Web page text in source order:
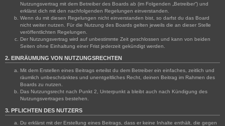
Nutzungsvertrag mit dem Betreiber des Boards ab (im Folgenden „Betreiber“) und
erklärst dich mit den nachfolgenden Regelungen einverstanden.
Wenn du mit diesen Regelungen nicht einverstanden bist, so darfst du das Board
nicht weiter nutzen. Für die Nutzung des Boards gelten jeweils die an dieser Stelle
veröffentlichten Regelungen.
Der Nutzungsvertrag wird auf unbestimmte Zeit geschlossen und kann von beiden
Seiten ohne Einhaltung einer Frist jederzeit gekündigt werden.
2. EINRÄUMUNG VON NUTZUNGSRECHTEN
Mit dem Erstellen eines Beitrags erteilst du dem Betreiber ein einfaches, zeitlich und
räumlich unbeschränktes und unentgeltliches Recht, deinen Beitrag im Rahmen des
Boards zu nutzen.
Das Nutzungsrecht nach Punkt 2, Unterpunkt a bleibt auch nach Kündigung des
Nutzungsvertrages bestehen.
3. PFLICHTEN DES NUTZERS
Du erklärst mit der Erstellung eines Beitrags, dass er keine Inhalte enthält, die gegen